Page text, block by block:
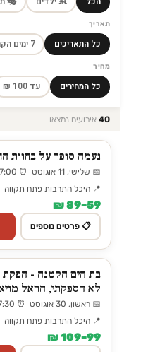
תאריך
כל התאריכים 7 ימים הקרובים
מחיר
כל המחירים עד 100 ₪
40 אירועים נמצאו
נעמה סופר על בחוות
📅 שלישי, 11 אוגוסט ⏰ 17:00
📍 היכל התרבות פתח תקווה
59–89 ₪
📋 פרטים נוספים
לא הספקתי, הראל
📅 ראשון, 30 אוגוסט ⏰ 17:30
📍 היכל התרבות פתח תקווה
99–109 ₪